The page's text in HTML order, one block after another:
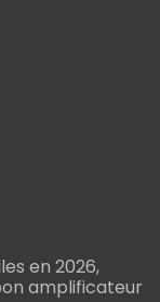
en 2026,
amplificateur